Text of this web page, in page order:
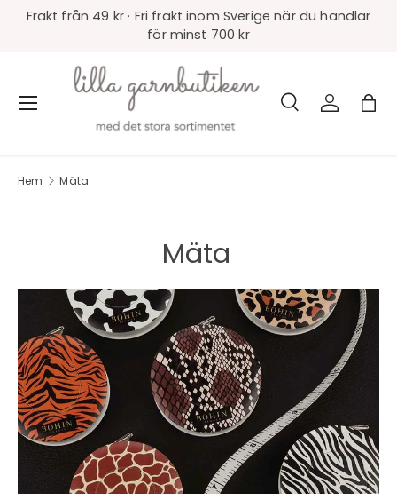
Frakt från 49 kr · Fri frakt inom Sverige när du handlar
för minst 700 kr
Sök
Produkttyp
Sök Logga in
Meny
Hem Mäta
Mäta